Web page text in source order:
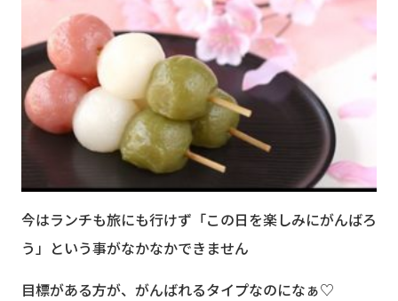
今はランチも旅にも行けず「この日を楽しみにがんばろ
う」という事がなかなかできません
目標がある方が、がんばれるタイプなのになぁ♡